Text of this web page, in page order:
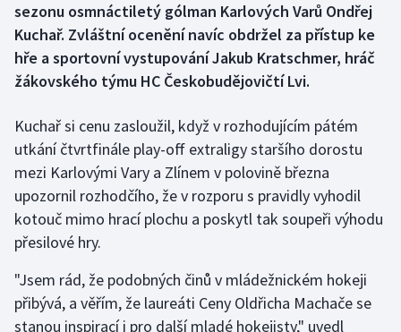
Curling
Dostihy
Florbal
Golf
Gymnastika
Házená
sezonu osmnáctiletý gólman Karlových Varů Ondřej
Kuchař. Zvláštní ocenění navíc obdržel za přístup ke
hře a sportovní vystupování Jakub Kratschmer, hráč
žákovského týmu HC Českobudějovičtí Lvi.
Kuchař si cenu zasloužil, když v rozhodujícím pátém
utkání čtvrtfinále play-off extraligy staršího dorostu
mezi Karlovými Vary a Zlínem v polovině března
upozornil rozhodčího, že v rozporu s pravidly vyhodil
kotouč mimo hrací plochu a poskytl tak soupeři výhodu
přesilové hry.
"Jsem rád, že podobných činů v mládežnickém hokeji
přibývá, a věřím, že laureáti Ceny Oldřicha Machače se
stanou inspirací i pro další mladé hokejisty," uvedl